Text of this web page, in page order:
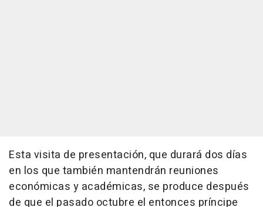
Esta visita de presentación, que durará dos días
en los que también mantendrán reuniones
económicas y académicas, se produce después
de que el pasado octubre el entonces príncipe